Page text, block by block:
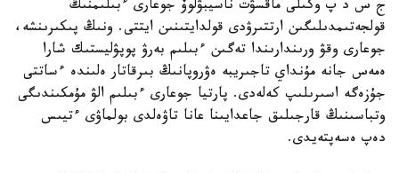
ج س د پ وكىلى ماقسۋت ناسيبۋلوۆ جوعارى ءبىلىمنىڭ
قولجەتىمدىلىگىن ارتتىرۋدى قولدايتىنىن ايتتى. ونىڭ پىكىرىنشە،
جوعارى وقۋ ورىندارىندا تەگىن ءبىلىم بەرۋ پوپۋليستىك شارا
ەمەس جانە مۇنداي تاجىريبە ەۋروپانىڭ بىرقاتار ەلىندە ءساتتى
جۇزەگە اسىرىلىپ كەلەدى. پارتيا جوعارى ءبىلىم الۋ مۇمكىندىگى
وتباسىنىڭ قارجىلىق جاعدايىنا عانا تاۋەلدى بولماۋى ءتيىس
دەپ ەسەپتەيدى.